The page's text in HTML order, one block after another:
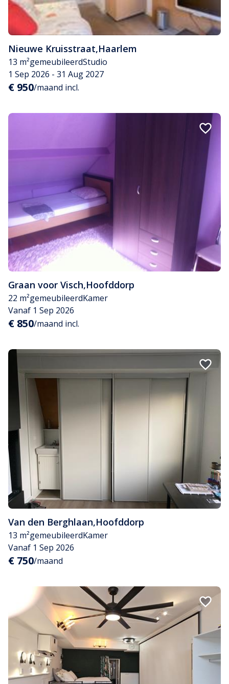
Nieuwe Kruisstraat,Haarlem
13 m²gemeubileerdStudio
1 Sep 2026 - 31 Aug 2027
€ 950/maand incl.
Graan voor Visch,Hoofddorp
22 m²gemeubileerdKamer
Vanaf 1 Sep 2026
€ 850/maand incl.
Van den Berghlaan,Hoofddorp
13 m²gemeubileerdKamer
Vanaf 1 Sep 2026
€ 750/maand